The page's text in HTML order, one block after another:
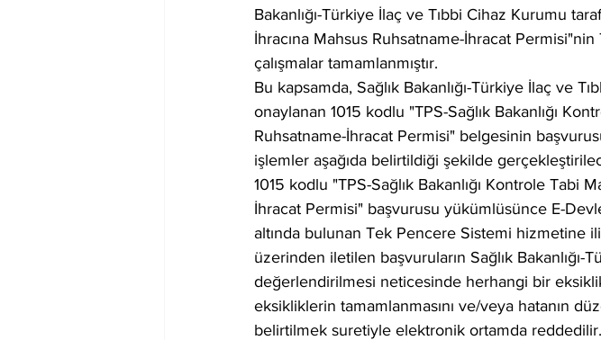
Bakanlığı-Türkiye İlaç ve Tıbbi Cihaz Kurumu
İhracına Mahsus Ruhsatname-İhracat
çalışmalar tamamlanmıştır.
Bu kapsamda, Sağlık Bakanlığı-Türkiye İlaç ve
onaylanan 1015 kodlu "TPS-Sağlık Bakanlığı
Ruhsatname-İhracat Permisi" belgesinin
işlemler aşağıda belirtildiği şekilde
1015 kodlu "TPS-Sağlık Bakanlığı Kontrole Tabi
İhracat Permisi" başvurusu yükümlüsünce E-
altında bulunan Tek Pencere Sistemi hizmetine
üzerinden iletilen başvuruların Sağlık Bakanlığı-
değerlendirilmesi neticesinde herhangi bir
eksikliklerin tamamlanmasını ve/veya hatanın
belirtilmek suretiyle elektronik ortamda